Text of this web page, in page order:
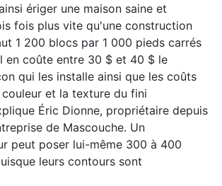
ériger une maison saine et
fois plus vite qu'une construction
1 200 blocs par 1 000 pieds carrés
en coûte entre 30 $ et 40 $ le
qui les installe ainsi que les coûts
et la texture du fini
Éric Dionne, propriétaire depuis
de Mascouche. Un
peut poser lui-même 300 à 400
uisque leurs contours sont